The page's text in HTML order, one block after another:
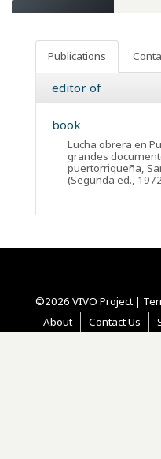
Publications
editor of
book
Lucha obrera en
grandes
puertorriqueña,
(Segunda ed.,
©2026 VIVO Project |
About
Contact Us